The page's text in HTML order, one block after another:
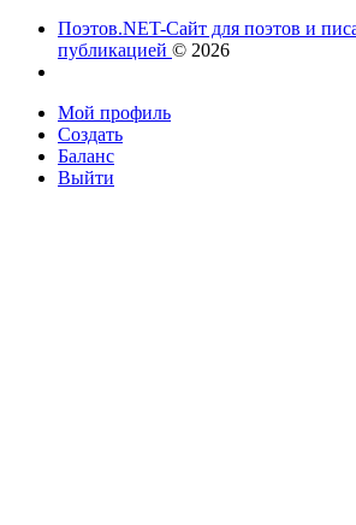
Поэтов.NET-Сайт для поэтов и
публикацией © 2026
Мой профиль
Создать
Баланс
Выйти